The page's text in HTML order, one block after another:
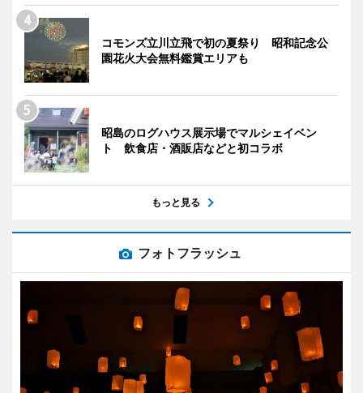
コモンズ立川立飛で初の夏祭り 昭和記念公
園花火大会無料鑑賞エリアも
昭島のログハウス展示場でマルシェイベン
ト 飲食店・酒販店などと初コラボ
もっと見る
フォトフラッシュ